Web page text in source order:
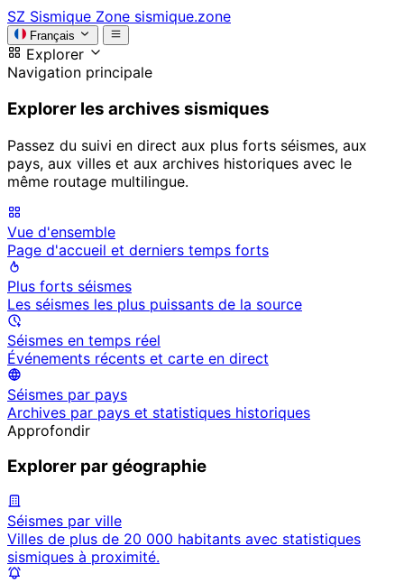
SZ Sismique Zone sismique.zone
Français
Explorer
Navigation principale
Explorer les archives sismiques
Passez du suivi en direct aux plus forts séismes, aux
pays, aux villes et aux archives historiques avec le
même routage multilingue.
Vue d'ensemble
Page d'accueil et derniers temps forts
Plus forts séismes
Les séismes les plus puissants de la source
Séismes en temps réel
Événements récents et carte en direct
Séismes par pays
Archives par pays et statistiques historiques
Approfondir
Explorer par géographie
Séismes par ville
Villes de plus de 20 000 habitants avec statistiques
sismiques à proximité.